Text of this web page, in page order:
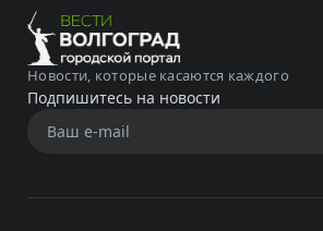
Новости, которые касаются каждого
Подпишитесь на новости